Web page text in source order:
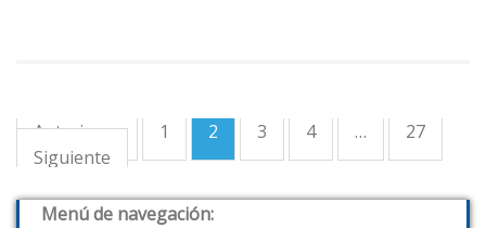
Anteriores 1 2 3 4 …
27
Siguiente
Menú de navegación: